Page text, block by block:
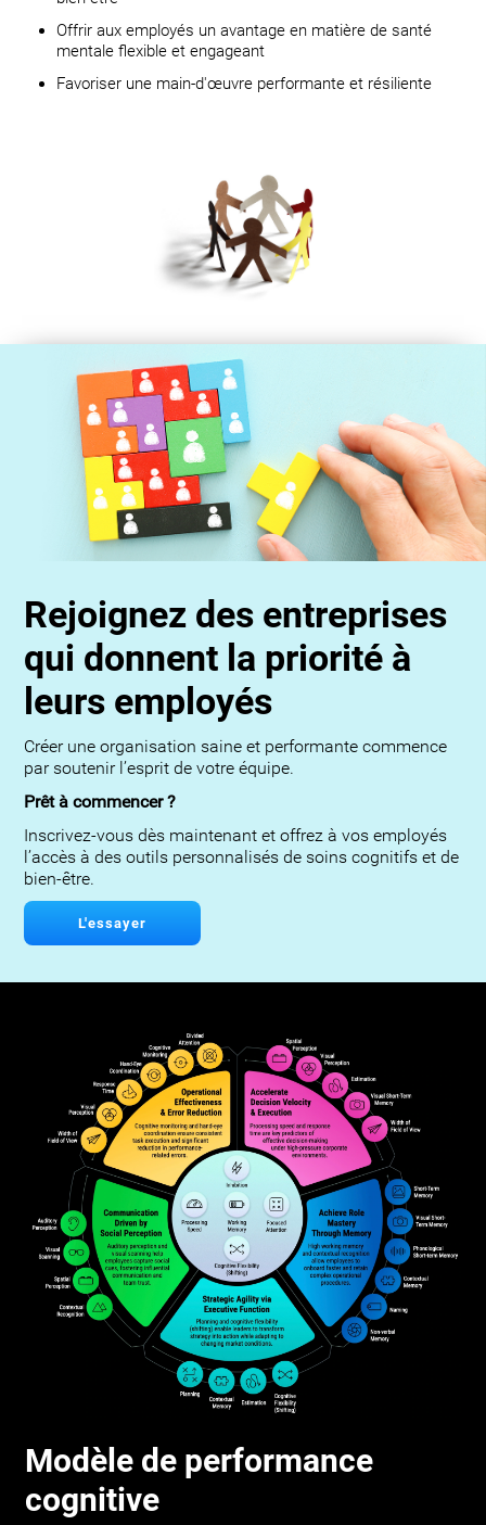
Offrir aux employés un avantage en matière de santé
mentale flexible et engageant
Favoriser une main-d'œuvre performante et résiliente
Rejoignez des entreprises
qui donnent la priorité à
leurs employés
Créer une organisation saine et performante commence
par soutenir l’esprit de votre équipe.
Prêt à commencer ?
Inscrivez-vous dès maintenant et offrez à vos employés
l’accès à des outils personnalisés de soins cognitifs et de
bien-être.
L'essayer
Modèle de performance
cognitive